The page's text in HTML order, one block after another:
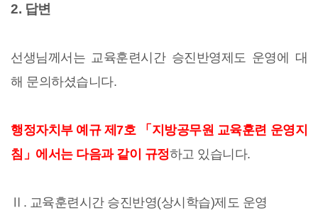
2. 답변
선생님께서는 교육훈련시간 승진반영제도 운영에 대
해 문의하셨습니다.
행정자치부 예규 제7호 「지방공무원 교육훈련 운영지
침」에서는 다음과 같이 규정하고 있습니다.
Ⅱ. 교육훈련시간 승진반영(상시학습)제도 운영